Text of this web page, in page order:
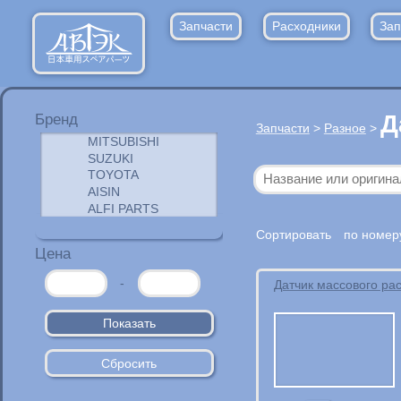
Запчасти Расходники
Бренд
Цена
-
Запчасти > Разное >
Сортировать по
Датчик массового